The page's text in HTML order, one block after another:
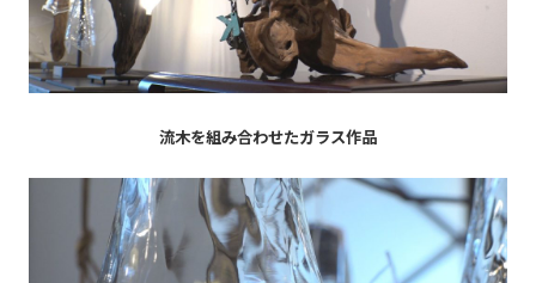
流木を組み合わせたガラス作品